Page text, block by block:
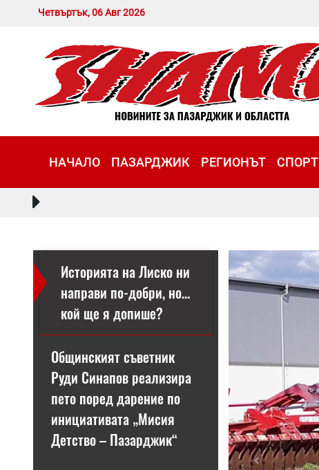
Четвъртък, 06 Авг 2026
НАЧАЛО ПАЗАРДЖИК РЕГИОНЪТ СПОРТ
Историята на Лиско ни
направи по-добри, но…
кой ще я допише?
Общинският съветник
Руди Синапов реализира
пето поред дарение по
инициативата „Мисия
Детство – Пазарджик“